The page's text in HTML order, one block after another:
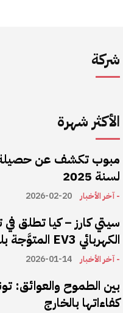
شركة
الأكثر شهرة
مبوب تكشف عن حصيلة
لسنة 2025
- آخر الأخبار 2026-02-20
سيتي كارز – كيا تطلق في
الكهربائي EV3 المتوَّجة بلقب سيارة العام عالميًا
- آخر الأخبار 2026-01-14
بين الطموح والعوائق:
كفاءاتها بالخارج